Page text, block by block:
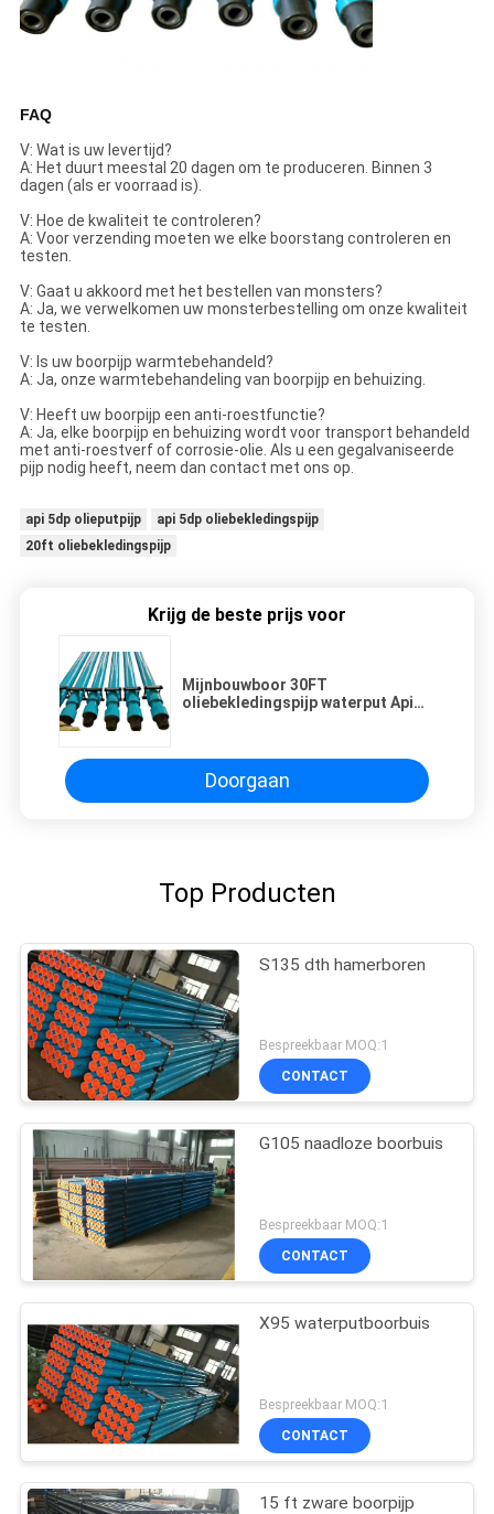
FAQ
V: Wat is uw levertijd?
A: Het duurt meestal 20 dagen om te produceren. Binnen 3
dagen (als er voorraad is).
V: Hoe de kwaliteit te controleren?
A: Voor verzending moeten we elke boorstang controleren en
testen.
V: Gaat u akkoord met het bestellen van monsters?
A: Ja, we verwelkomen uw monsterbestelling om onze kwaliteit
te testen.
V: Is uw boorpijp warmtebehandeld?
A: Ja, onze warmtebehandeling van boorpijp en behuizing.
V: Heeft uw boorpijp een anti-roestfunctie?
A: Ja, elke boorpijp en behuizing wordt voor transport behandeld
met anti-roestverf of corrosie-olie. Als u een gegalvaniseerde
pijp nodig heeft, neem dan contact met ons op.
api 5dp olieputpijp
api 5dp oliebekledingspijp
20ft oliebekledingspijp
Krijg de beste prijs voor
Mijnbouwboor 30FT
oliebekledingspijp waterput Api
Doorgaan
Top Producten
S135 dth hamerboren
Bespreekbaar MOQ:1
CONTACT
G105 naadloze boorbuis
Bespreekbaar MOQ:1
CONTACT
X95 waterputboorbuis
Bespreekbaar MOQ:1
CONTACT
15 ft zware boorpijp